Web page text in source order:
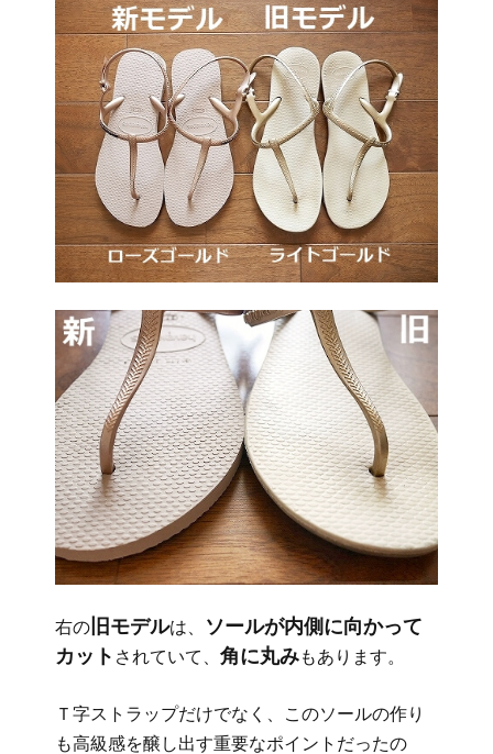
右の 旧モデルは、
ソールが内側に向かって
カット されていて、 角に丸みもあります。
Ｔ字ストラップだけでなく、このソールの作り
も高級感を醸し出す重要なポイントだったの